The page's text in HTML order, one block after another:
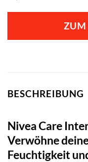
ZUM
BESCHREIBUNG
Nivea Care
Verwöhne
Feuchtigkeit